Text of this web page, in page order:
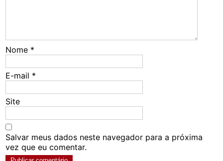
Nome *
E-mail *
Site
Salvar meus dados neste navegador para a próxima
vez que eu comentar.